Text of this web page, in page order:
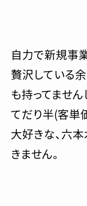
自力で新規事
贅沢している
も持ってませ
てだり半(客単
大好きな、六
きません。